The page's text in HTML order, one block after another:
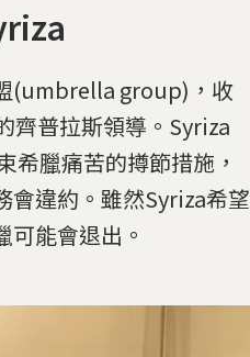
(umbrella group)，收
齊普拉斯領導。Syriza
希臘痛苦的撙節措施，
會違約。雖然Syriza希望
能會退出。